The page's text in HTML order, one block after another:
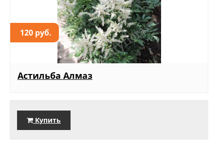
120 руб.
Астильба Алмаз
Купить